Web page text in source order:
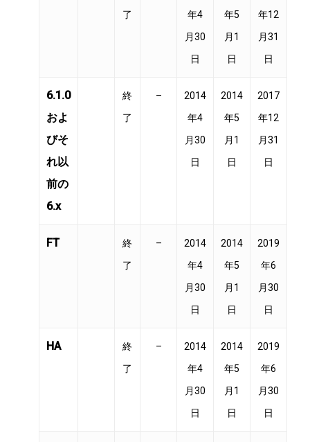
了
年4
月30
日
年5
月1
日
年12
月31
日
6.1.0
およ
びそ
れ以
前の
6.x
終
了
–
2014
年4
月30
日
2014
年5
月1
日
2017
年12
月31
日
FT
終
了
–
2014
年4
月30
日
2014
年5
月1
日
2019
年6
月30
日
HA
終
了
–
2014
年4
月30
日
2014
年5
月1
日
2019
年6
月30
日